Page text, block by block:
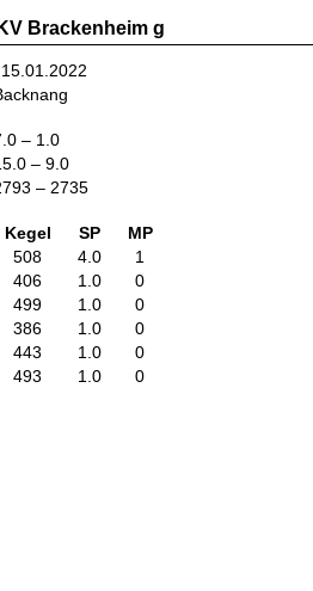
Brackenheim g
– 1.0
– 9.0
– 2735
Kegel SP
MP
508 4.0
1
406 1.0
0
499 1.0
0
386 1.0
0
443 1.0
0
493 1.0 0